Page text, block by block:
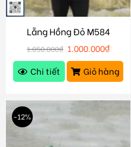
Lẵng Hồng Đỏ M584
1.050.000₫ 1.000.000₫
Chi tiết
Giỏ hàng
-12%